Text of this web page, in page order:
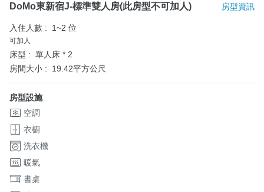
DoMo東新宿J-標準雙人房(此房型不可加人) 房型資訊
入住人數 : 1~2 位
可加人
床型 : 單人床 * 2
房間大小 :
19.42平方公尺
房型設施
空調
衣櫥
洗衣機
暖氣
書桌